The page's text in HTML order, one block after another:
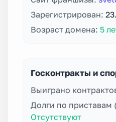
Зарегистрирован:
Возраст домена: 5
Госконтракты и
Выиграно
Долги по
Отсутствуют